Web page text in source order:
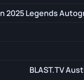
2025 Legends
BLAST.TV